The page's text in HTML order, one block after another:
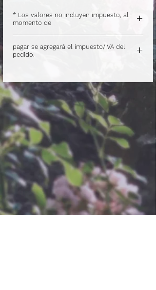
* Los valores no incluyen impuesto, al
momento de
pagar se agregará el impuesto/IVA del
pedido.